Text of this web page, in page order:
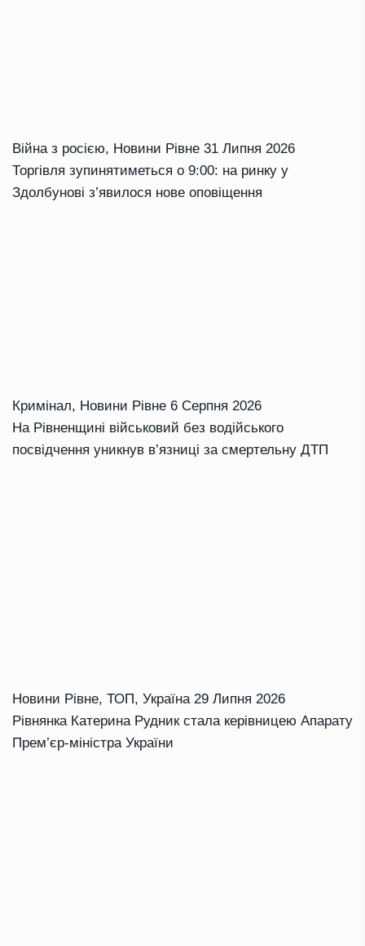
Війна з росією, Новини Рівне 31 Липня 2026
Торгівля зупинятиметься о 9:00: на ринку у
Здолбунові з’явилося нове оповіщення
Кримінал, Новини Рівне 6 Серпня 2026
На Рівненщині військовий без водійського
посвідчення уникнув в’язниці за смертельну ДТП
Новини Рівне, ТОП, Україна 29 Липня 2026
Рівнянка Катерина Рудник стала керівницею Апарату
Прем’єр-міністра України